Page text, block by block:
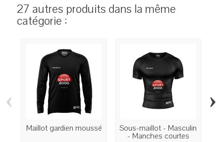
27 autres produits dans la même
catégorie :
Maillot gardien moussé Sous-maillot - Masculin
- Manches courtes
‹ ›